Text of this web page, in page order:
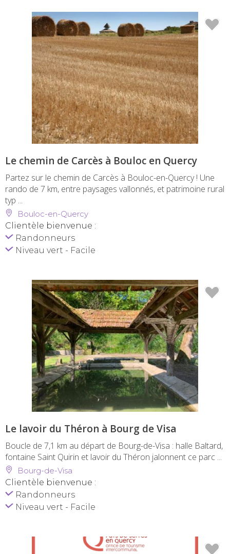
Le chemin de Carcès à Bouloc en Quercy
Partez sur le chemin de Carcès à Bouloc-en-Quercy ! Une
rando de 7 km, entre paysages vallonnés, et patrimoine rural
typ ...
Bouloc-en-Quercy
Clientèle bienvenue :
Randonneurs
Niveau vert - Facile
Le lavoir du Théron à Bourg de Visa
Boucle de 7,1 km au départ de Bourg-de-Visa : halle Baltard,
fontaine Saint Quirin et lavoir du Théron jalonnent ce parc ...
Bourg-de-Visa
Clientèle bienvenue :
Randonneurs
Niveau vert - Facile